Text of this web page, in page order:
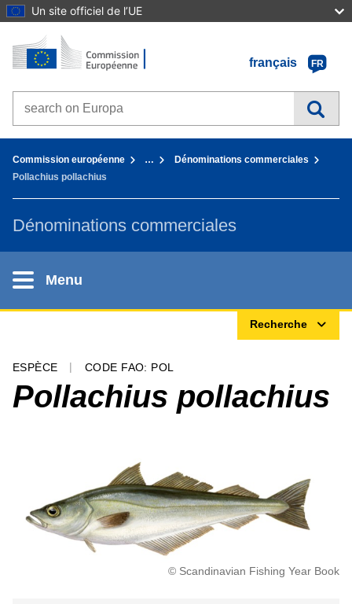
Un site officiel de l’UE
Aller au contenu
Accueil - Commission européenne
français
FR
Search on Europa websites
Commission européenne …
Dénominations commerciales
Pollachius pollachius
Dénominations commerciales
Menu
Recherche
ESPÈCE CODE FAO: POL
Pollachius pollachius
© Scandinavian Fishing Year Book